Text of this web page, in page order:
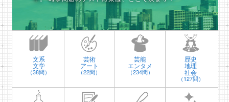
文系
文学
（38問）
芸術
アート
（22問）
芸能
エンタメ
（234問）
歴史
地理
社会
（127問）